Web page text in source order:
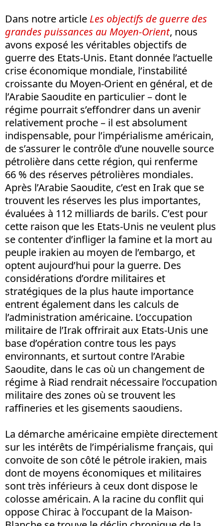
Dans notre article Les objectifs de guerre des
grandes puissances au Moyen-Orient, nous
avons exposé les véritables objectifs de
guerre des Etats-Unis. Etant donnée l’actuelle
crise économique mondiale, l’instabilité
croissante du Moyen-Orient en général, et de
l’Arabie Saoudite en particulier – dont le
régime pourrait s’effondrer dans un avenir
relativement proche – il est absolument
indispensable, pour l’impérialisme américain,
de s’assurer le contrôle d’une nouvelle source
pétrolière dans cette région, qui renferme
66 % des réserves pétrolières mondiales.
Après l’Arabie Saoudite, c’est en Irak que se
trouvent les réserves les plus importantes,
évaluées à 112 milliards de barils. C’est pour
cette raison que les Etats-Unis ne veulent plus
se contenter d’infliger la famine et la mort au
peuple irakien au moyen de l’embargo, et
optent aujourd’hui pour la guerre. Des
considérations d’ordre militaires et
stratégiques de la plus haute importance
entrent également dans les calculs de
l’administration américaine. L’occupation
militaire de l’Irak offrirait aux Etats-Unis une
base d’opération contre tous les pays
environnants, et surtout contre l’Arabie
Saoudite, dans le cas où un changement de
régime à Riad rendrait nécessaire l’occupation
militaire des zones où se trouvent les
raffineries et les gisements saoudiens.
La démarche américaine empiète directement
sur les intérêts de l’impérialisme français, qui
convoite de son côté le pétrole irakien, mais
dont de moyens économiques et militaires
sont très inférieurs à ceux dont dispose le
colosse américain. A la racine du conflit qui
oppose Chirac à l’occupant de la Maison-